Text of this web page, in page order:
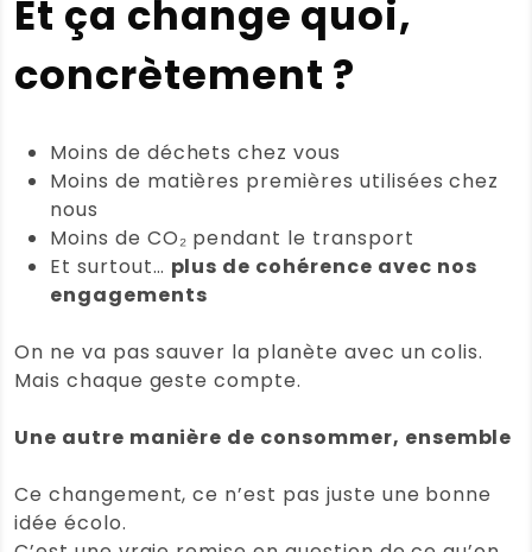
Et ça change quoi,
concrètement ?
Moins de déchets chez vous
Moins de matières premières utilisées chez
nous
Moins de CO₂ pendant le transport
Et surtout… plus de cohérence avec nos
engagements
On ne va pas sauver la planète avec un colis.
Mais chaque geste compte.
Une autre manière de consommer, ensemble
Ce changement, ce n’est pas juste une bonne
idée écolo.